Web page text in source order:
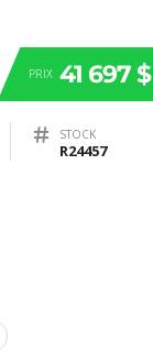
PRIX 41 697 $
STOCK
R24457